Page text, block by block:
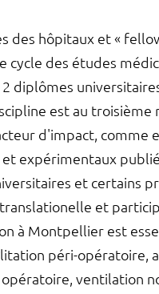
des hôpitaux et «
des études
diplômes
est au troisième
d'impact, comme
expérimentaux
et certains
et
à Montpellier est
péri-opératoire,
ventilation